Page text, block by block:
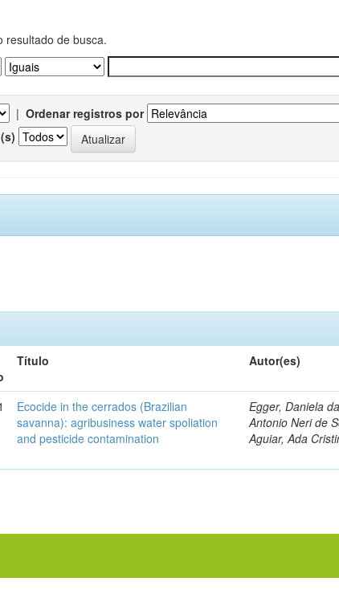
resultado de busca.
| Ordenar registros por
Título Autor(es)
Ecocide in the cerrados (Brazilian
savanna): agribusiness water spoliation
and pesticide contamination
Egger, Daniela
Antonio Neri de
Aguiar, Ada